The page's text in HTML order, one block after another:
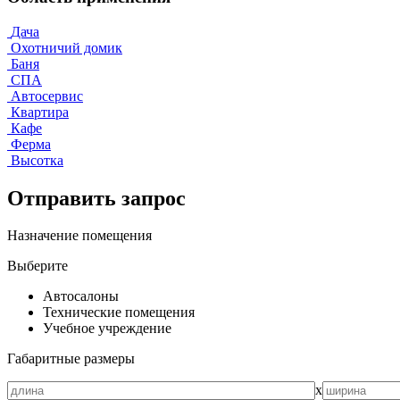
Дача
Охотничий домик
Баня
СПА
Автосервис
Квартира
Кафе
Ферма
Высотка
Отправить запрос
Назначение помещения
Выберите
Автосалоны
Технические помещения
Учебное учреждение
Габаритные размеры
х